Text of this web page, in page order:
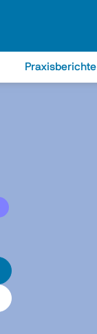
Praxisberichte